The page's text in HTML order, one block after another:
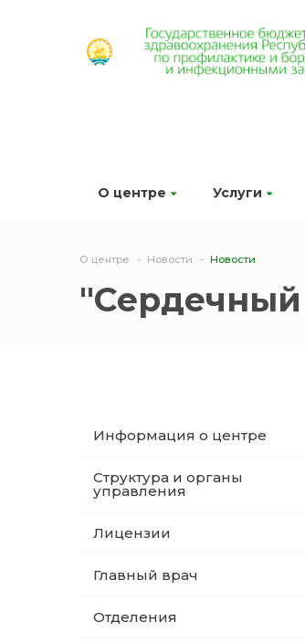
О центре Услуги
О центре Новости Новости
Информация о центре
Структура и органы
управления
Лицензии
Главный врач
Отделения